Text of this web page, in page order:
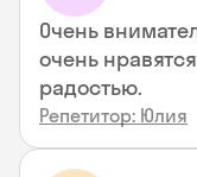
Очень
очень
радостью.
Репетитор: Юлия